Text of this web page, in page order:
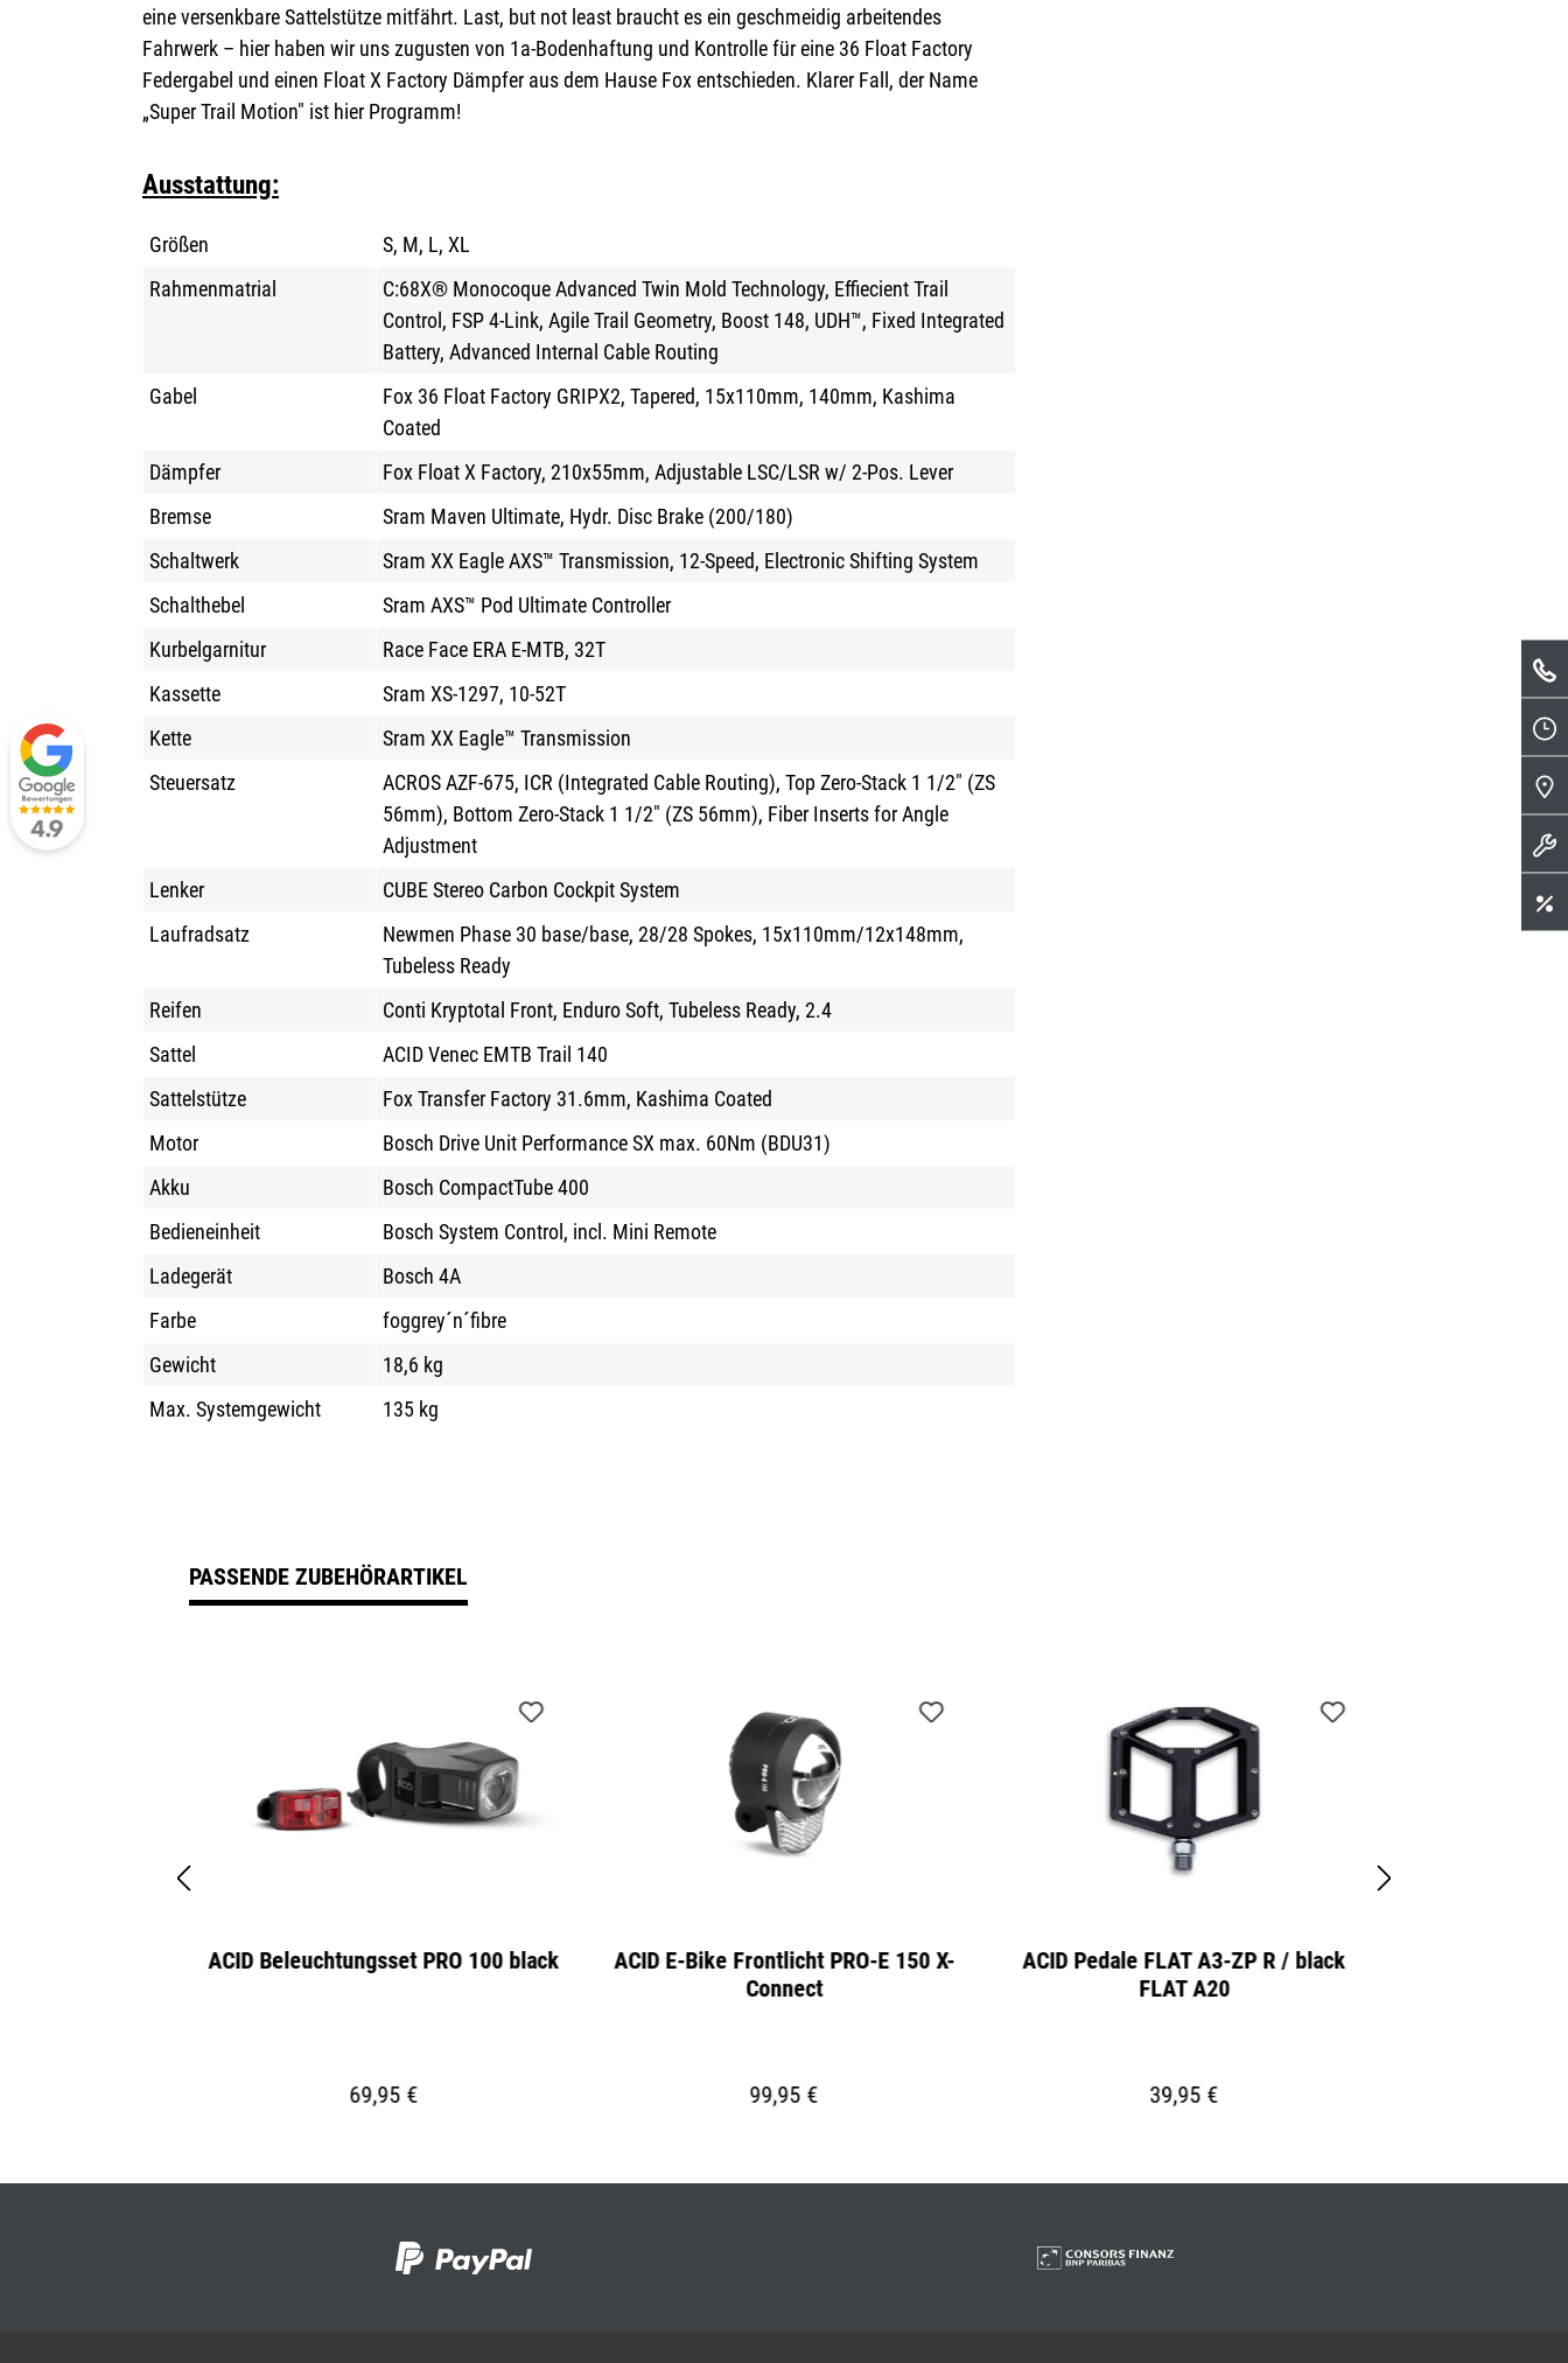
eine versenkbare Sattelstütze mitfährt. Last, but not least braucht es ein geschmeidig arbeitendes
Fahrwerk – hier haben wir uns zugusten von 1a-Bodenhaftung und Kontrolle für eine 36 Float Factory
Federgabel und einen Float X Factory Dämpfer aus dem Hause Fox entschieden. Klarer Fall, der Name
„Super Trail Motion" ist hier Programm!
Ausstattung:
Größen
S, M, L, XL
Rahmenmatrial
C:68X® Monocoque Advanced Twin Mold Technology, Effiecient Trail
Control, FSP 4-Link, Agile Trail Geometry, Boost 148, UDH™, Fixed Integrated
Battery, Advanced Internal Cable Routing
Gabel
Fox 36 Float Factory GRIPX2, Tapered, 15x110mm, 140mm, Kashima
Coated
Dämpfer
Fox Float X Factory, 210x55mm, Adjustable LSC/LSR w/ 2-Pos. Lever
Bremse
Sram Maven Ultimate, Hydr. Disc Brake (200/180)
Schaltwerk
Sram XX Eagle AXS™ Transmission, 12-Speed, Electronic Shifting System
Schalthebel
Sram AXS™ Pod Ultimate Controller
Kurbelgarnitur
Race Face ERA E-MTB, 32T
Kassette
Sram XS-1297, 10-52T
Kette
Sram XX Eagle™ Transmission
Steuersatz
ACROS AZF-675, ICR (Integrated Cable Routing), Top Zero-Stack 1 1/2" (ZS
56mm), Bottom Zero-Stack 1 1/2" (ZS 56mm), Fiber Inserts for Angle
Adjustment
Lenker
CUBE Stereo Carbon Cockpit System
Laufradsatz
Newmen Phase 30 base/base, 28/28 Spokes, 15x110mm/12x148mm,
Tubeless Ready
Reifen
Conti Kryptotal Front, Enduro Soft, Tubeless Ready, 2.4
Sattel
ACID Venec EMTB Trail 140
Sattelstütze
Fox Transfer Factory 31.6mm, Kashima Coated
Motor
Bosch Drive Unit Performance SX max. 60Nm (BDU31)
Akku
Bosch CompactTube 400
Bedieneinheit
Bosch System Control, incl. Mini Remote
Ladegerät
Bosch 4A
Farbe
foggrey´n´fibre
Gewicht
18,6 kg
Max. Systemgewicht
135 kg
PASSENDE ZUBEHÖRARTIKEL
ACID Beleuchtungsset PRO 100 black
69,95 €
ACID E-Bike Frontlicht PRO-E 150 X-
Connect
99,95 €
ACID Pedale FLAT A3-ZP R / black
FLAT A20
39,95 €